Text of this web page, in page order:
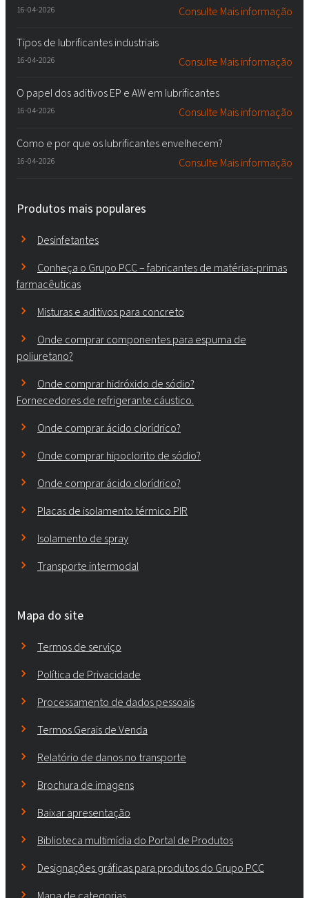
16-04-2026 Consulte Mais informação
Tipos de lubrificantes industriais
16-04-2026 Consulte Mais informação
O papel dos aditivos EP e AW em lubrificantes
16-04-2026 Consulte Mais informação
Como e por que os lubrificantes envelhecem?
16-04-2026 Consulte Mais informação
Produtos mais populares
Desinfetantes
Conheça o Grupo PCC – fabricantes de matérias-primas
farmacêuticas
Misturas e aditivos para concreto
Onde comprar componentes para espuma de
poliuretano?
Onde comprar hidróxido de sódio?
Fornecedores de refrigerante cáustico.
Onde comprar ácido clorídrico?
Onde comprar hipoclorito de sódio?
Onde comprar ácido clorídrico?
Placas de isolamento térmico PIR
Isolamento de spray
Transporte intermodal
Mapa do site
Termos de serviço
Política de Privacidade
Processamento de dados pessoais
Termos Gerais de Venda
Relatório de danos no transporte
Brochura de imagens
Baixar apresentação
Biblioteca multimídia do Portal de Produtos
Designações gráficas para produtos do Grupo PCC